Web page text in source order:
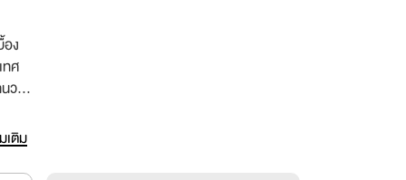
ง
ทศ
วน
เติม